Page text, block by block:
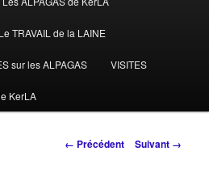
Le TRAVAIL de la LAINE
sur les ALPAGAS VISITES
KerLA
Navigation
← Précédent Suivant →